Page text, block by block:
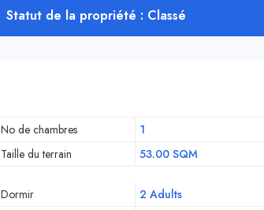
Statut de la propriété : Classé
No de chambres
1
Taille du terrain 53.00 SQM
Dormir
2 Adults